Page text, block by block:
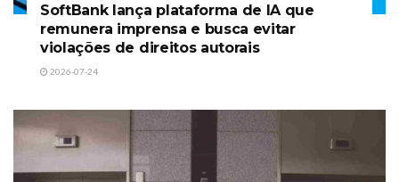
SoftBank lança plataforma de IA que
remunera imprensa e busca evitar
violações de direitos autorais
2026-07-24